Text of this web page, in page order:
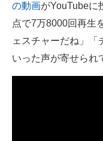
ITの今と未来を見通す
スマホと通信の最新ト
の動画がYouTubeに
点で7万8000回再生
ェスチャーだね」「
いった声が寄せられ